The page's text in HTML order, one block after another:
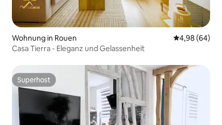
Wohnung in Rouen
4,98 (64)
Casa Tierra - Eleganz und Gelassenheit
Superhost
Superhost